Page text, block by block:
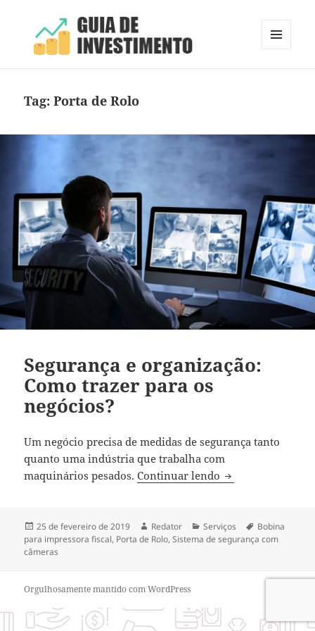
Tag:Porta de Rolo
Segurança e organização:
Como trazer para os
negócios?
Um negócio precisa de medidas de segurança tanto
quanto uma indústria que trabalha com
maquinários pesados.Continuar lendo Segurança e
Publicado
em
25 de fevereiro de 2019 Autor
Redator Categorias
Serviços Tags
Bobina
para impressora fiscal, Porta de Rolo,Sistema de segurança com
câmeras
Orgulhosamente mantido com WordPress